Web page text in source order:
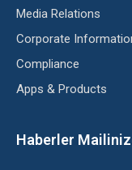
Media Relations
Corporate
Compliance
Apps & Products
Haberler